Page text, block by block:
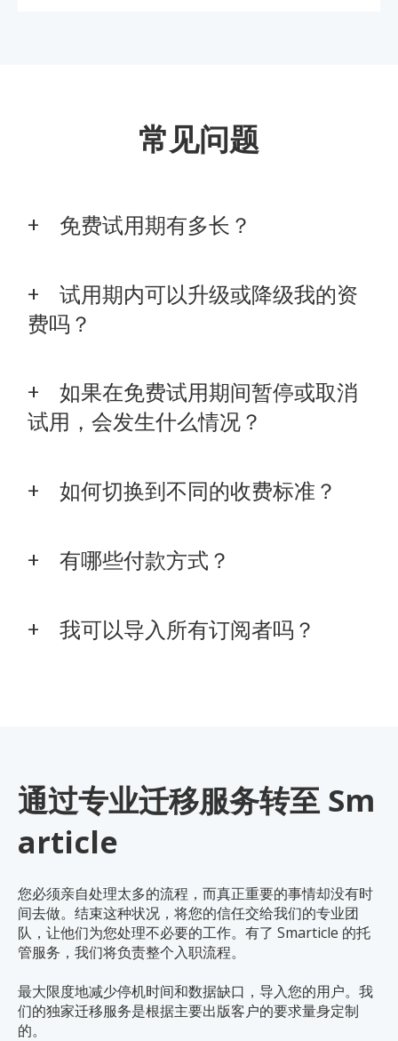
常见问题
免费试用期有多长？
试用期内可以升级或降级我的资
费吗？
如果在免费试用期间暂停或取消
试用，会发生什么情况？
如何切换到不同的收费标准？
有哪些付款方式？
我可以导入所有订阅者吗？
通过专业迁移服务转至 Sm
article
您必须亲自处理太多的流程，而真正重要的事情却没有时
间去做。结束这种状况，将您的信任交给我们的专业团
队，让他们为您处理不必要的工作。有了 Smarticle 的托
管服务，我们将负责整个入职流程。
最大限度地减少停机时间和数据缺口，导入您的用户。我
们的独家迁移服务是根据主要出版客户的要求量身定制
的。